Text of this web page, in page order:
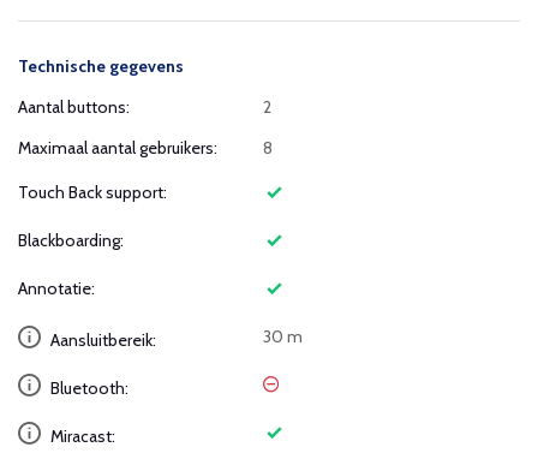
Technische gegevens
Aantal buttons:
2
Maximaal aantal gebruikers:
8
Touch Back support:
Blackboarding:
Annotatie:
Aansluitbereik: 30 m
Bluetooth:
Miracast: